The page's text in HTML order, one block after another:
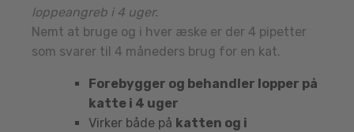
loppeangreb i 4 uger.
Nemt at bruge og i hver æske er der 4 pipetter
som svarer til 4 måneders brug for en kat.
Forebygger og behandler lopper på
katte i 4 uger
Virker både på katten og i